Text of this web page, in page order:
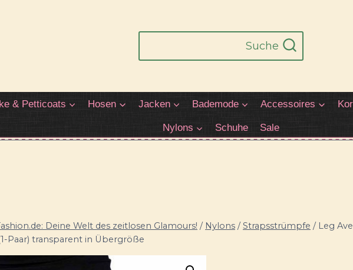
Suche
& Petticoats Hosen Jacken Bademode Accessoires
Nylons Schuhe Sale
Deine Welt des zeitlosen Glamours! / Nylons / Strapsstrümpfe / Leg
Paar) transparent in Übergröße